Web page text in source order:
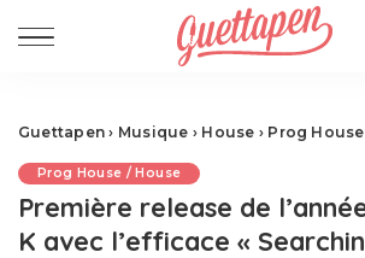
Guettapen › Musique › House › Prog
Prog House / House
Première release de
K avec l’efficace «